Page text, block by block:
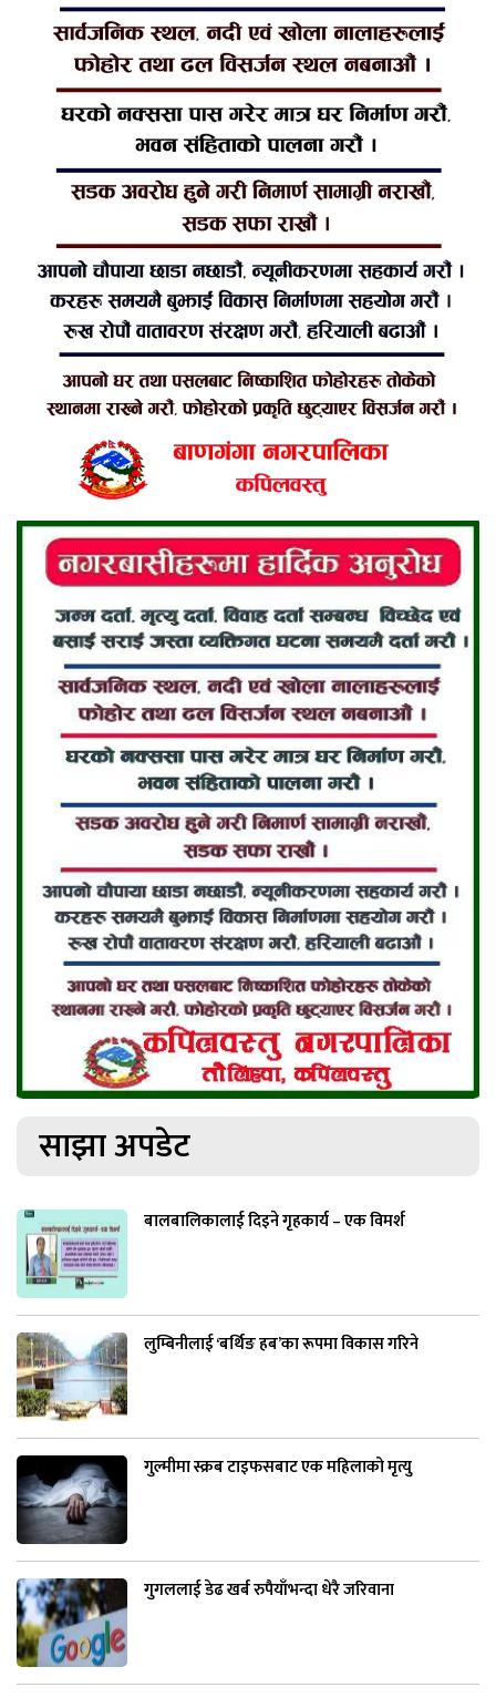
साझा अपडेट
बालबालिकालाई दिइने गृहकार्य – एक विमर्श
लुम्बिनीलाई ‘बर्थिङ हब’का रूपमा विकास गरिने
गुल्मीमा स्क्रब टाइफसबाट एक महिलाको मृत्यु
गुगललाई डेढ खर्ब रुपैयाँभन्दा धेरै जरिवाना